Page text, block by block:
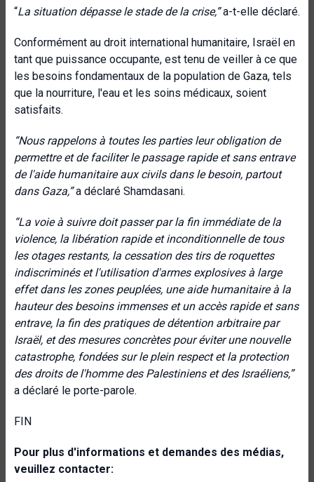
“La situation dépasse le stade de la crise,”a-t-elle déclaré.
Conformément au droit international humanitaire, Israël en
tant que puissance occupante, est tenu de veiller à ce que
les besoins fondamentaux de la population de Gaza, tels
que la nourriture, l'eau et les soins médicaux, soient
satisfaits.
“Nous rappelons à toutes les parties leur obligation de
permettre et de faciliter le passage rapide et sans entrave
de l'aide humanitaire aux civils dans le besoin, partout
dans Gaza,”a déclaré Shamdasani.
“La voie à suivre doit passer par la fin immédiate de la
violence, la libération rapide et inconditionnelle de tous
les otages restants, la cessation des tirs de roquettes
indiscriminés et l'utilisation d'armes explosives à large
effet dans les zones peuplées, une aide humanitaire à la
hauteur des besoins immenses et un accès rapide et sans
entrave, la fin des pratiques de détention arbitraire par
Israël, et des mesures concrètes pour éviter une nouvelle
catastrophe, fondées sur le plein respect et la protection
des droits de l'homme des Palestiniens et des Israéliens,”
a déclaré le porte-parole.
FIN
Pour plus d'informations et demandes des médias,
veuillez contacter: